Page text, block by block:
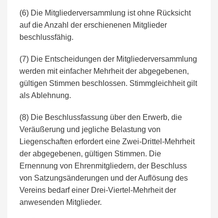
(6) Die Mitgliederversammlung ist ohne Rücksicht
auf die Anzahl der erschienenen Mitglieder
beschlussfähig.
(7) Die Entscheidungen der Mitgliederversammlung
werden mit einfacher Mehrheit der abgegebenen,
gültigen Stimmen beschlossen. Stimmgleichheit gilt
als Ablehnung.
(8) Die Beschlussfassung über den Erwerb, die
Veräußerung und jegliche Belastung von
Liegenschaften erfordert eine Zwei-Drittel-Mehrheit
der abgegebenen, gültigen Stimmen. Die
Ernennung von Ehrenmitgliedern, der Beschluss
von Satzungsänderungen und der Auflösung des
Vereins bedarf einer Drei-Viertel-Mehrheit der
anwesenden Mitglieder.